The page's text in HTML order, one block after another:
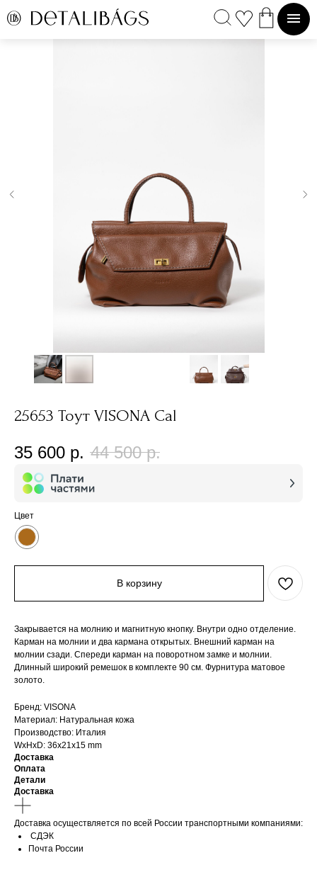
25653 Тоут VISONA Cal
35 600 р. 44 500 р.
Цвет
В корзину
Закрывается на молнию и магнитную кнопку. Внутри одно отделение.
Карман на молнии и два кармана открытых. Внешний карман на
молнии сзади. Спереди карман на поворотном замке и молнии.
Длинный широкий ремешок в комплекте 90 см. Фурнитура матовое
золото.
Бренд: VISONA
Материал: Натуральная кожа
Производство: Италия
WxHxD: 36x21x15 mm
Доставка
Оплата
Детали
Доставка
Доставка осуществляется по всей России транспортными компаниями:
СДЭК
Почта России